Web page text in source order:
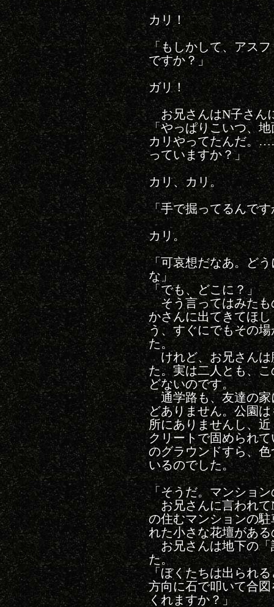
カリ！
「もしかして、アス
ですか？」
ガリ！
お兄さんはN子さん
「やっぱりこいつ、
カリやってたんだ。
っていますか？」
カリ、カリ。
「手で掘ってるんで
カリ。
「可哀想だなあ。ど
な」
「でも、どこに？」
そう言ってはみたも
かさんに出てきてほ
う、すぐにでもその
た。
けれど、お兄さんは
た。実は二人とも、
どないのです。
通学路も、友達の家
どありません。公園
所にありませんし、
クリートで固められ
のグラウンドすら、
いるのでした。
「そうだ。マンショ
お兄さんに言われて
の住むマンションの
れた小さな花壇があ
お兄さんは地下の「
た。
「ぼくたちは出られ
方向に石で叩いて合
くれますか？」